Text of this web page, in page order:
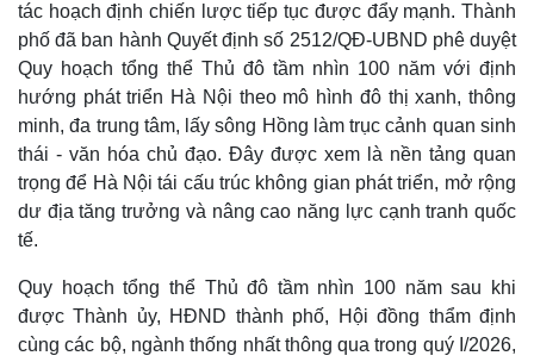
tác hoạch định chiến lược tiếp tục được đẩy mạnh. Thành
phố đã ban hành Quyết định số 2512/QĐ-UBND phê duyệt
Quy hoạch tổng thể Thủ đô tầm nhìn 100 năm với định
hướng phát triển Hà Nội theo mô hình đô thị xanh, thông
minh, đa trung tâm, lấy sông Hồng làm trục cảnh quan sinh
thái - văn hóa chủ đạo. Đây được xem là nền tảng quan
trọng để Hà Nội tái cấu trúc không gian phát triển, mở rộng
dư địa tăng trưởng và nâng cao năng lực cạnh tranh quốc
tế.
Quy hoạch tổng thể Thủ đô tầm nhìn 100 năm sau khi
được Thành ủy, HĐND thành phố, Hội đồng thẩm định
cùng các bộ, ngành thống nhất thông qua trong quý I/2026,